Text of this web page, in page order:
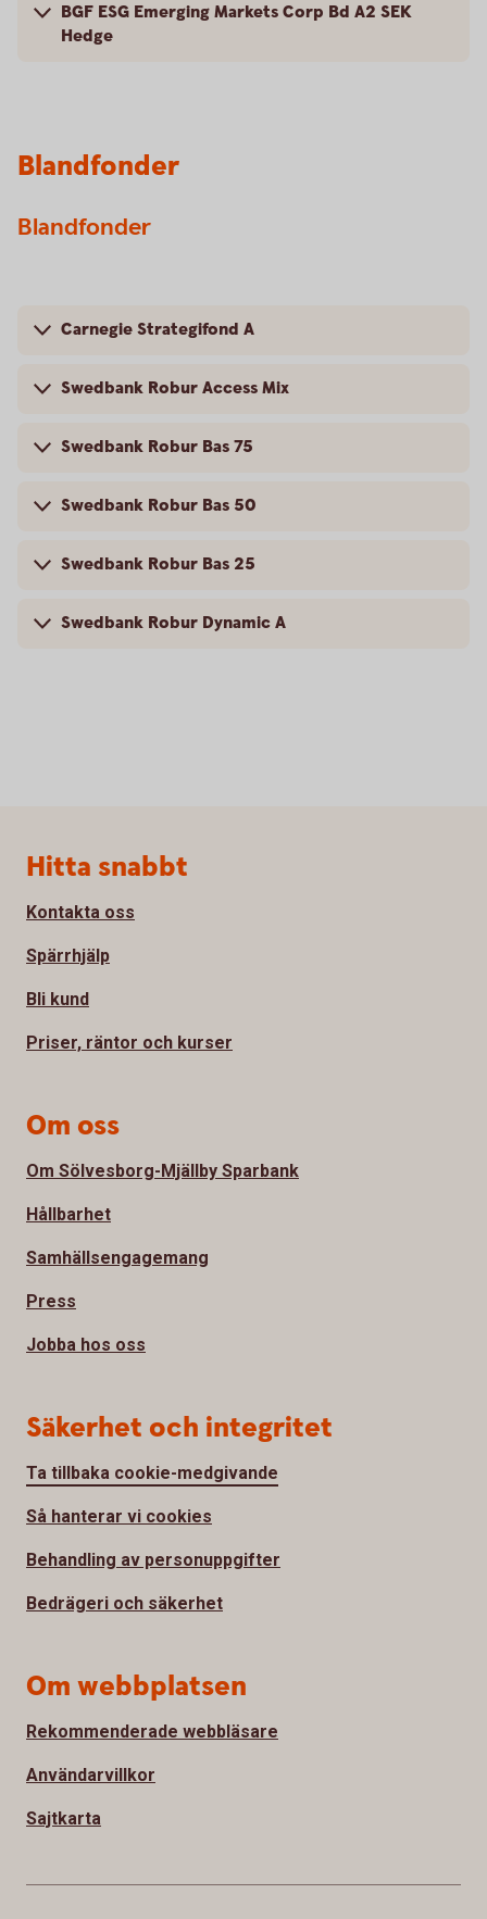
BGF ESG Emerging Markets Corp Bd A2 SEK
Hedge
Blandfonder
Blandfonder
Carnegie Strategifond A
Swedbank Robur Access Mix
Swedbank Robur Bas 75
Swedbank Robur Bas 50
Swedbank Robur Bas 25
Swedbank Robur Dynamic A
Sidfot
Hitta snabbt
Kontakta oss
Spärrhjälp
Bli kund
Priser, räntor och kurser
Om oss
Om Sölvesborg-Mjällby Sparbank
Hållbarhet
Samhällsengagemang
Press
Jobba hos oss
Säkerhet och integritet
Ta tillbaka cookie-medgivande
Så hanterar vi cookies
Behandling av personuppgifter
Bedrägeri och säkerhet
Om webbplatsen
Rekommenderade webbläsare
Användarvillkor
Sajtkarta